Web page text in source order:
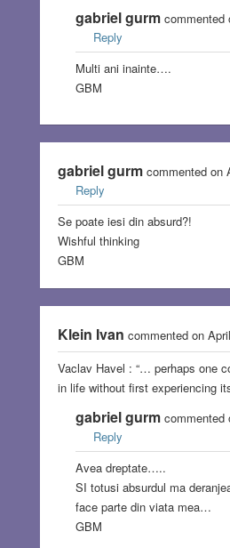
gabriel gurmcommented
Reply
Multi ani inainte….
GBM
gabriel gurmcommented on
Reply
Se poate iesi din absurd?!
Wishful thinking
GBM
Klein Ivan commented on
Vaclav Havel : “… perhaps one
in life without first experiencing
gabriel gurmcommented
Reply
Avea dreptate…..
SI totusi absurdul ma
face parte din viata mea…
GBM